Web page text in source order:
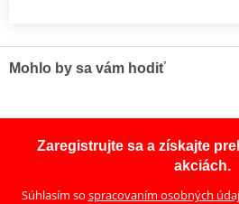
Mohlo by sa vám hodiť
ml (ideálny pre
Zaregistrujte sa a získajte
akciách.
Súhlasím so spracovaním osobných